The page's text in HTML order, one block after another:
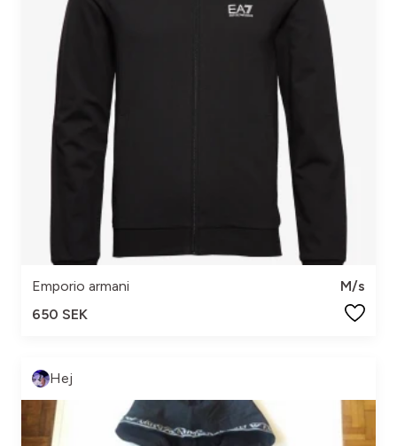
Emporio armani
M/s
650 SEK
Hej